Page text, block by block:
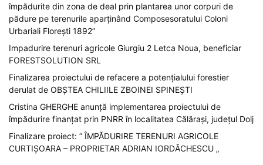
împădurite din zona de deal prin plantarea unor corpuri de
pădure pe terenurile aparținând Composesoratului Coloni
Urbariali Florești 1892”
Impadurire terenuri agricole Giurgiu 2 Letca Noua, beneficiar
FORESTSOLUTION SRL
Finalizarea proiectului de refacere a potențialului forestier
derulat de OBȘTEA CHILIILE ZBOINEI SPINEȘTI
Cristina GHERGHE anunță implementarea proiectului de
împădurire finanțat prin PNRR în localitatea Călărași, județul Dolj
Finalizare proiect: ” ÎMPĂDURIRE TERENURI AGRICOLE
CURTIȘOARA – PROPRIETAR ADRIAN IORDĂCHESCU „